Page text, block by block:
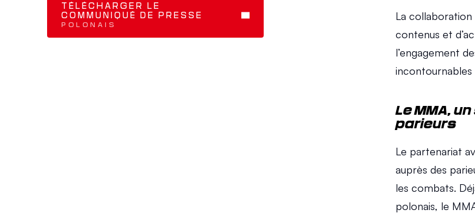
TÉLÉCHARGER LE
COMMUNIQUÉ DE PRESSE
POLONAIS
La
contenus et
l’engagement
Le MMA,
parieurs
Le partenariat
auprès des
les combats.
polonais, le